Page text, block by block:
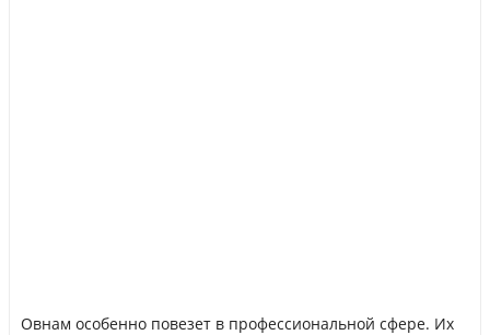
Овнам особенно повезет в профессиональной сфере. Их